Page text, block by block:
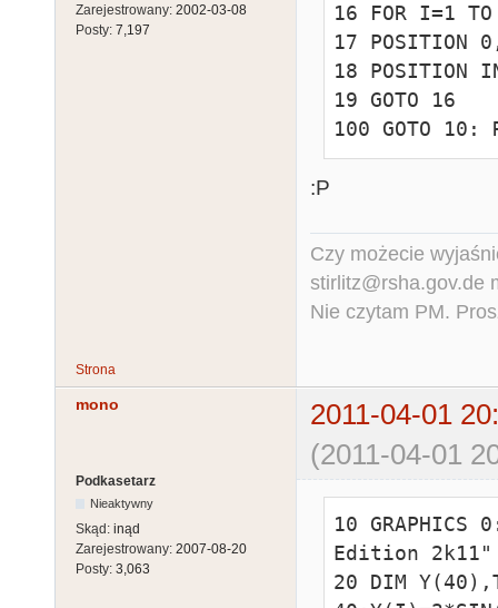
Zarejestrowany: 2002-03-08
Posty: 7,197
16 FOR I=1
17 POSITION
18 POSITION
19 GOTO 16
100 GOTO 10:
:P
Czy możecie
stirlitz@rsha.gov.de
Nie czytam PM.
Strona
mono
2011-04-01
(2011-04-01
Podkasetarz
Nieaktywny
Skąd: inąd
Zarejestrowany: 2007-08-20
Posty: 3,063
10
Edition 2k11"
20 DIM